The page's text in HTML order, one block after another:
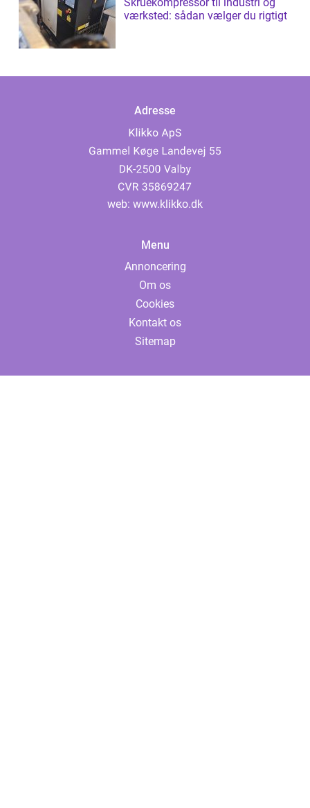
værksted: sådan vælger du rigtigt
Adresse
web: www.klikko.dk
Menu
Annoncering
Om os
Cookies
Kontakt os
Sitemap